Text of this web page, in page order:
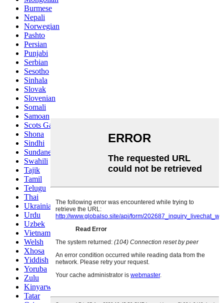
Burmese
Nepali
Norwegian
Pashto
Persian
Punjabi
Serbian
Sesotho
Sinhala
Slovak
Slovenian
Somali
Samoan
Scots Gaelic
Shona
Sindhi
Sundanese
Swahili
Tajik
Tamil
Telugu
Thai
Ukrainian
Urdu
Uzbek
Vietnamese
Welsh
Xhosa
Yiddish
Yoruba
Zulu
Kinyarwanda
Tatar